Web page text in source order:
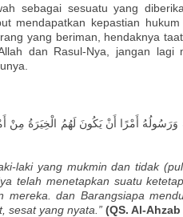
sebagai sesuatu yang
mendapatkan kepastian
yang beriman, hendaknya
dan Rasul-Nya, jangan lagi
laki yang mukmin dan tidak
telah menetapkan suatu
mereka. dan Barangsiapa
sesat yang nyata.” (QS. Al-Ahzab